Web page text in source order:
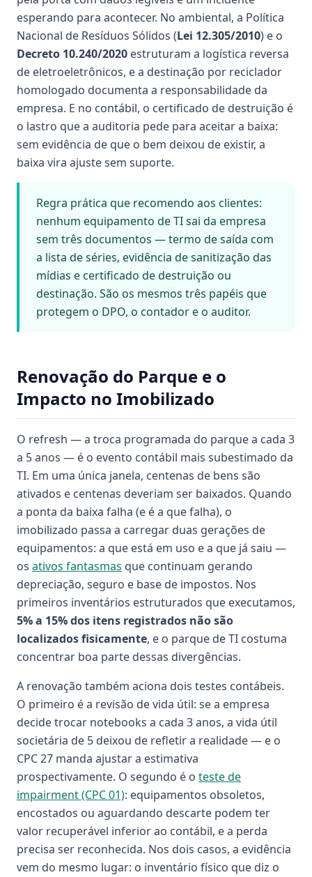
esperando para acontecer. No ambiental, a Política
Nacional de Resíduos Sólidos (Lei 12.305/2010) e o
Decreto 10.240/2020 estruturam a logística reversa
de eletroeletrônicos, e a destinação por reciclador
homologado documenta a responsabilidade da
empresa. E no contábil, o certificado de destruição é
o lastro que a auditoria pede para aceitar a baixa:
sem evidência de que o bem deixou de existir, a
baixa vira ajuste sem suporte.
Regra prática que recomendo aos clientes:
nenhum equipamento de TI sai da empresa
sem três documentos — termo de saída com
a lista de séries, evidência de sanitização das
mídias e certificado de destruição ou
destinação. São os mesmos três papéis que
protegem o DPO, o contador e o auditor.
Renovação do Parque e o
Impacto no Imobilizado
O refresh — a troca programada do parque a cada 3
a 5 anos — é o evento contábil mais subestimado da
TI. Em uma única janela, centenas de bens são
ativados e centenas deveriam ser baixados. Quando
a ponta da baixa falha (e é a que falha), o
imobilizado passa a carregar duas gerações de
equipamentos: a que está em uso e a que já saiu —
os ativos fantasmas que continuam gerando
depreciação, seguro e base de impostos. Nos
primeiros inventários estruturados que executamos,
5% a 15% dos itens registrados não são
localizados fisicamente, e o parque de TI costuma
concentrar boa parte dessas divergências.
A renovação também aciona dois testes contábeis.
O primeiro é a revisão de vida útil: se a empresa
decide trocar notebooks a cada 3 anos, a vida útil
societária de 5 deixou de refletir a realidade — e o
CPC 27 manda ajustar a estimativa
prospectivamente. O segundo é o teste de
impairment (CPC 01): equipamentos obsoletos,
encostados ou aguardando descarte podem ter
valor recuperável inferior ao contábil, e a perda
precisa ser reconhecida. Nos dois casos, a evidência
vem do mesmo lugar: o inventário físico que diz o